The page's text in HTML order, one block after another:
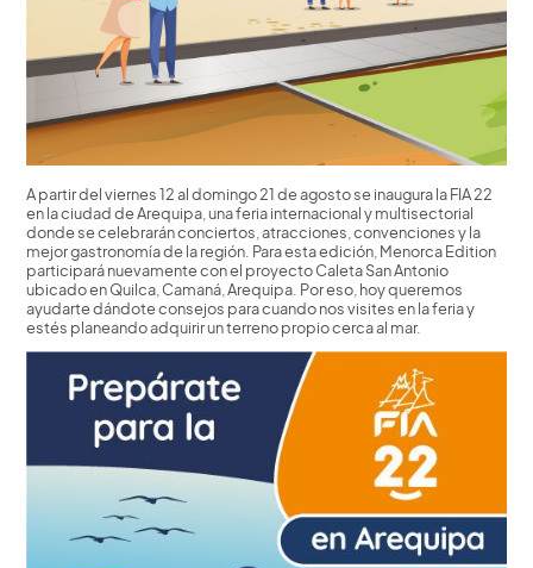
A partir del viernes 12 al domingo 21 de agosto se inaugura la FIA 22
en la ciudad de Arequipa, una feria internacional y multisectorial
donde se celebrarán conciertos, atracciones, convenciones y la
mejor gastronomía de la región. Para esta edición, Menorca Edition
participará nuevamente con el proyecto Caleta San Antonio
ubicado en Quilca, Camaná, Arequipa. Por eso, hoy queremos
ayudarte dándote consejos para cuando nos visites en la feria y
estés planeando adquirir un terreno propio cerca al mar.